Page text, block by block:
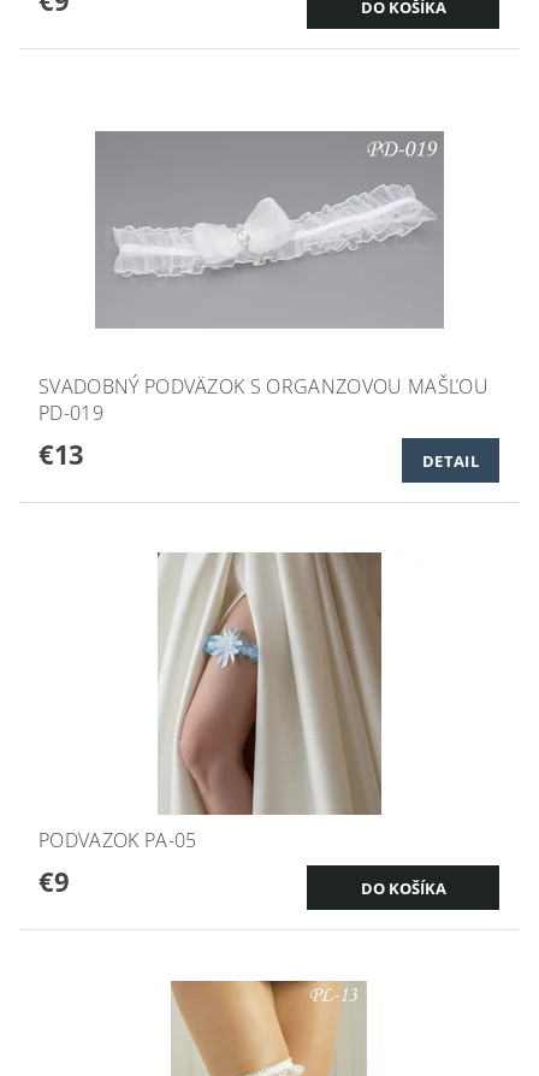
SVADOBNÝ PODVÄZOK S ORGANZOVOU MAŠĽOU
PD-019
€13 DETAIL
PODVAZOK PA-05
€9